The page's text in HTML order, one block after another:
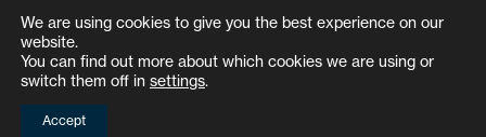
We are using cookies to give you the best experience on our
website.
You can find out more about which cookies we are using or
switch them off in settings.
Accept